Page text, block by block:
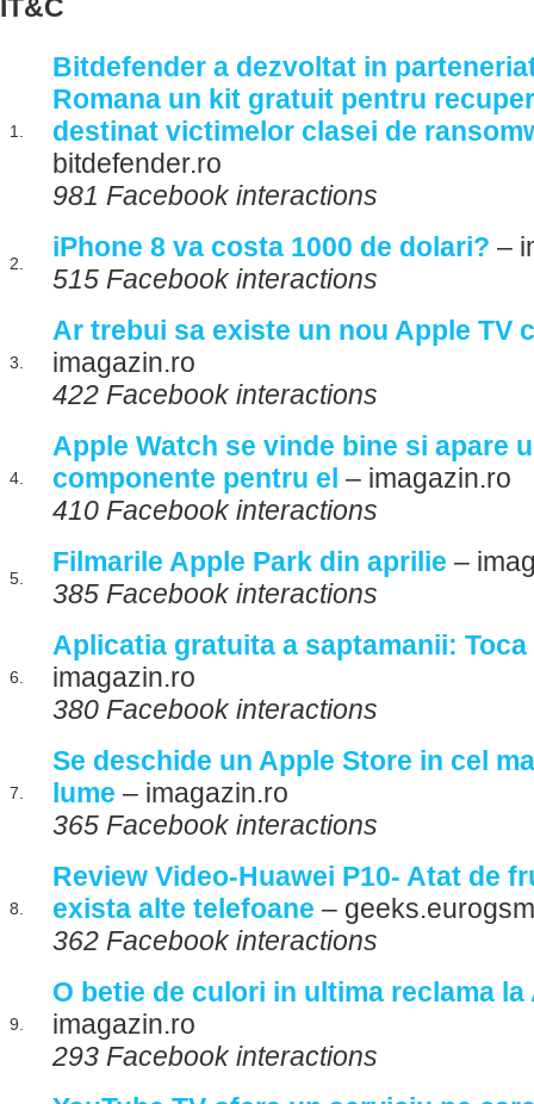
IT&C
1.
Bitdefender a dezvoltat in
Romana un kit gratuit pentru
destinat victimelor clasei de
bitdefender.ro
981 Facebook interactions
2.
iPhone 8 va costa 1000 de dolari? –
515 Facebook interactions
3.
Ar trebui sa existe un nou Apple TV
imagazin.ro
422 Facebook interactions
4.
Apple Watch se vinde bine si apare
componente pentru el – imagazin.ro
410 Facebook interactions
5.
Filmarile Apple Park din aprilie –
385 Facebook interactions
6.
Aplicatia gratuita a saptamanii:
imagazin.ro
380 Facebook interactions
7.
Se deschide un Apple Store in cel
lume – imagazin.ro
365 Facebook interactions
8.
Review Video-Huawei P10- Atat de
exista alte telefoane –
362 Facebook interactions
9.
O betie de culori in ultima reclama la
imagazin.ro
293 Facebook interactions